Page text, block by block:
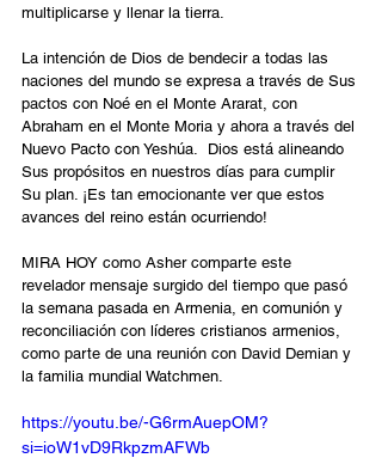
multiplicarse y llenar la tierra.
La intención de Dios de bendecir a todas las
naciones del mundo se expresa a través de Sus
pactos con Noé en el Monte Ararat, con
Abraham en el Monte Moria y ahora a través del
Nuevo Pacto con Yeshúa.  Dios está alineando
Sus propósitos en nuestros días para cumplir
Su plan. ¡Es tan emocionante ver que estos
avances del reino están ocurriendo!
MIRA HOY como Asher comparte este
revelador mensaje surgido del tiempo que pasó
la semana pasada en Armenia, en comunión y
reconciliación con líderes cristianos armenios,
como parte de una reunión con David Demian y
la familia mundial Watchmen.
https://youtu.be/-G6rmAuepOM?
si=ioW1vD9RkpzmAFWb